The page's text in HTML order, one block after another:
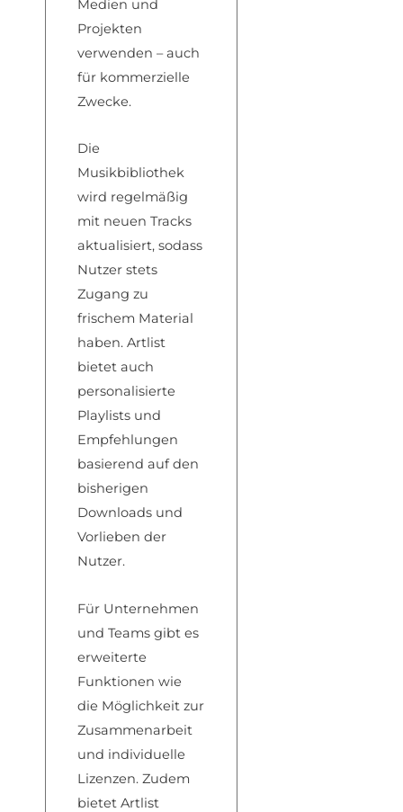
Medien und
Projekten
verwenden – auch
für kommerzielle
Zwecke.
Die
Musikbibliothek
wird regelmäßig
mit neuen Tracks
aktualisiert, sodass
Nutzer stets
Zugang zu
frischem Material
haben. Artlist
bietet auch
personalisierte
Playlists und
Empfehlungen
basierend auf den
bisherigen
Downloads und
Vorlieben der
Nutzer.
Für Unternehmen
und Teams gibt es
erweiterte
Funktionen wie
die Möglichkeit zur
Zusammenarbeit
und individuelle
Lizenzen. Zudem
bietet Artlist